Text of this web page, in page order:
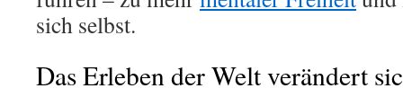
sich selbst.
Das Erleben der Welt verändert